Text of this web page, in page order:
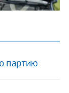
партию